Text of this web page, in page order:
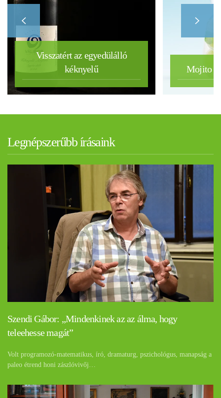
Visszatért az egyedülálló
kéknyelű
Mojito
Legnépszerűbb írásaink
Szendi Gábor: „Mindenkinek az az álma, hogy
teleehesse magát”
Volt programozó-matematikus, író, dramaturg, pszichológus, manapság a
paleo étrend honi zászlóvivőj…